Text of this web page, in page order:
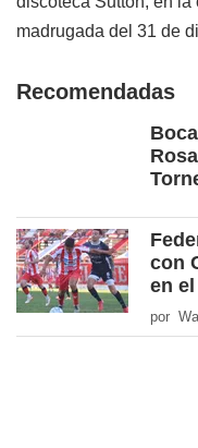
madrugada del 31 de
Recomendadas
con
en
por